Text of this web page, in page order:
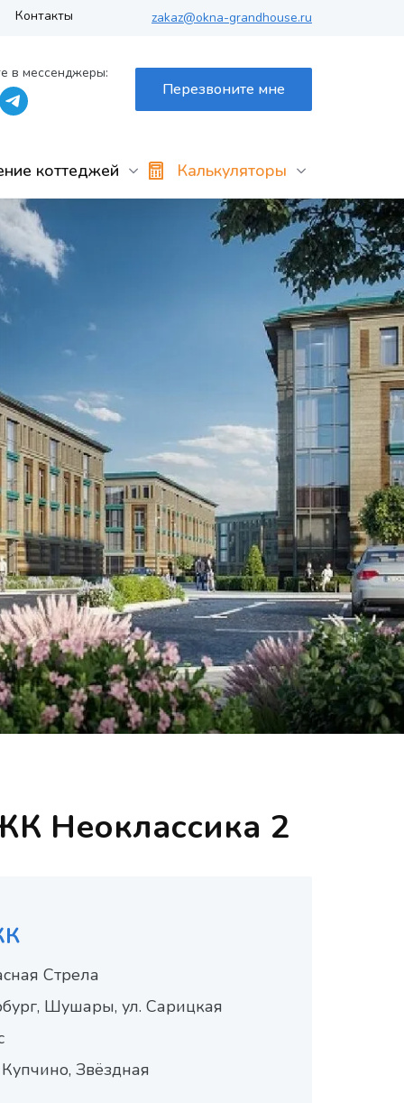
в мессенджеры:
Перезвоните мне
zakaz@okna-grandhouse.ru
коттеджей Калькуляторы
Контакты
Неоклассика 2
Стрела
Шушары, ул. Сарицкая
Звёздная